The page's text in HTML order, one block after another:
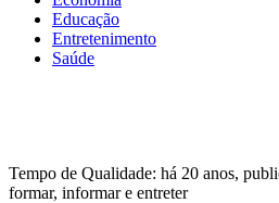
Educação
Entretenimento
Saúde
Tempo de Qualidade: há 20 anos,
formar, informar e entreter